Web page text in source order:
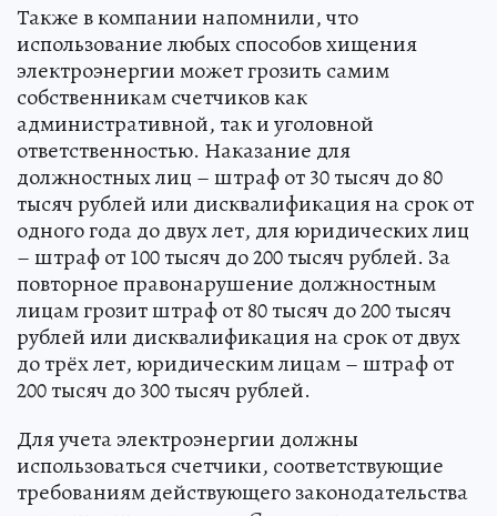
Также в компании напомнили, что
использование любых способов хищения
электроэнергии может грозить самим
собственникам счетчиков как
административной, так и уголовной
ответственностью. Наказание для
должностных лиц – штраф от 30 тысяч до 80
тысяч рублей или дисквалификация на срок от
одного года до двух лет, для юридических лиц
– штраф от 100 тысяч до 200 тысяч рублей. За
повторное правонарушение должностным
лицам грозит штраф от 80 тысяч до 200 тысяч
рублей или дисквалификация на срок от двух
до трёх лет, юридическим лицам – штраф от
200 тысяч до 300 тысяч рублей.
Для учета электроэнергии должны
использоваться счетчики, соответствующие
требованиям действующего законодательства